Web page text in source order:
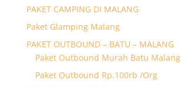
PAKET CAMPING DI MALANG
Paket Glamping Malang
PAKET OUTBOUND – BATU – MALANG
Paket Outbound Murah Batu Malang
Paket Outbound Rp.100rb /Org